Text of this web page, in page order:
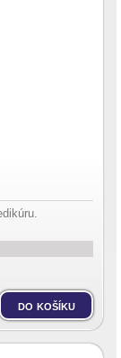
do košíku